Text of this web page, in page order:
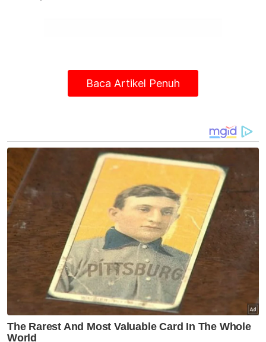
1½ sudu besar tepung jagung dicampurkan 2
sudu besar air
3 uncang Pemanis Kalori Rendah Pal Sweet
Berita Telus & Tulus menerusi E-Mel setiap
hari!
Baca Artikel Penuh